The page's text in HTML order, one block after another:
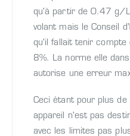
qu'à partir de 0.47 g/L
volant mais le Conseil
qu'il fallait tenir compte
8%. La norme elle
autorise une erreur
Ceci étant pour plus
appareil n'est pas
avec les limites pas